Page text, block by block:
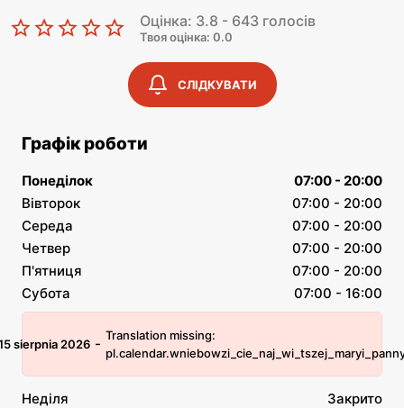
Оцінка: 3.8 - 643 голосів
Твоя оцінка: 0.0
СЛІДКУВАТИ
Графік роботи
Понеділок
07:00 - 20:00
Вівторок
07:00 - 20:00
Середа
07:00 - 20:00
Четвер
07:00 - 20:00
П'ятниця
07:00 - 20:00
Субота
07:00 - 16:00
sierpnia 2026 - Translation missing:
Неділя Закрито